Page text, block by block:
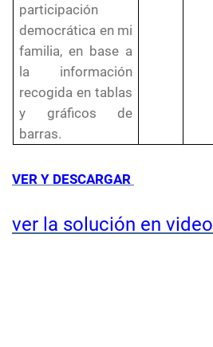
participación
democrática en mi
familia, en base a
la información
recogida en tablas
y gráficos de
barras.
VER Y DESCARGAR
ver la solución en video